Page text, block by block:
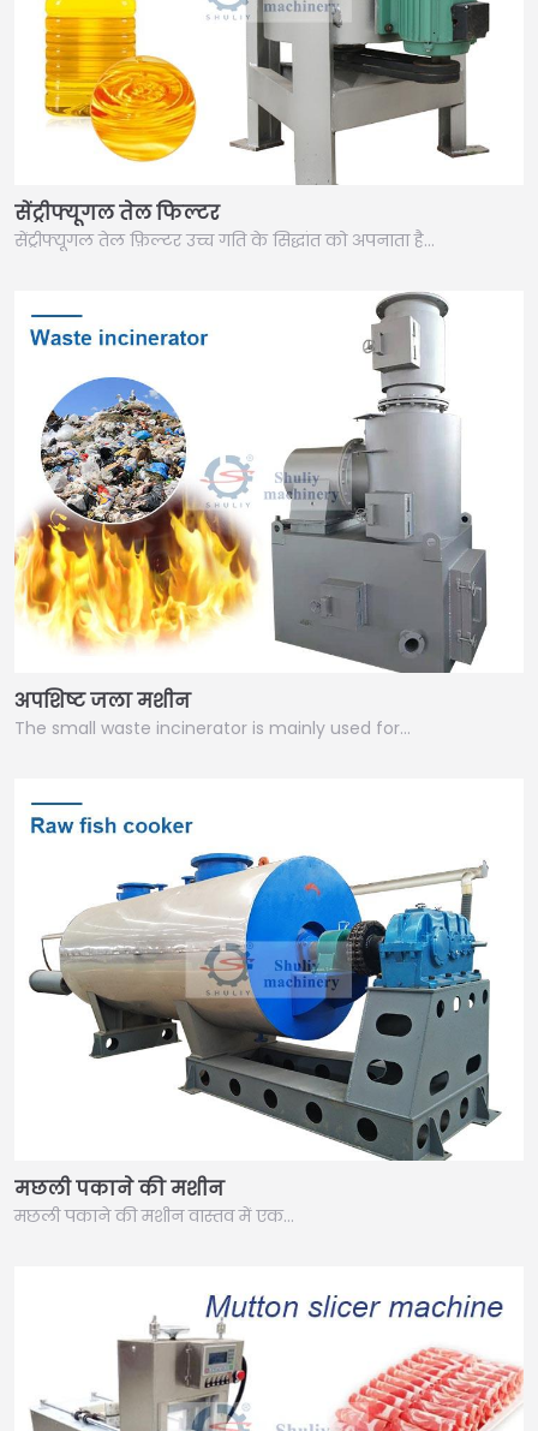
सेंट्रीफ्यूगल तेल फिल्टर
सेंट्रीफ्यूगल तेल फ़िल्टर उच्च गति के सिद्धांत को अपनाता है…
अपशिष्ट जला मशीन
The small waste incinerator is mainly used for…
मछली पकाने की मशीन
मछली पकाने की मशीन वास्तव में एक…